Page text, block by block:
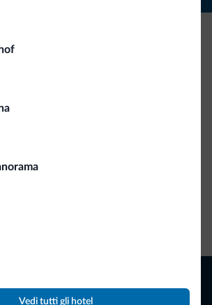
Vedi tutti gli hotel
la nuova collezione
tanti. Ecco la nuova collezione firmata
Dove dormire